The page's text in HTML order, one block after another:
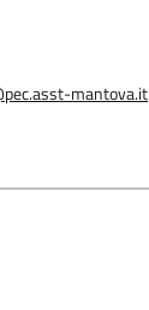
mantova.it